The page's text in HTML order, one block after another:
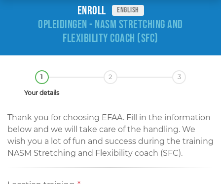
Enroll english
OPLEIDINGEN - NASM STRETCHING AND
FLEXIBILITY COACH (SFC)
1
Your details
2 3
Thank you for choosing EFAA. Fill in the information
below and we will take care of the handling. We
wish you a lot of fun and success during the training
NASM Stretching and Flexibility coach (SFC).